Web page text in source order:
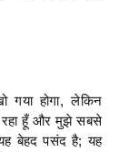
होगा, लेकिन
हूँ और मुझे सबसे
बेहद पसंद है; यह